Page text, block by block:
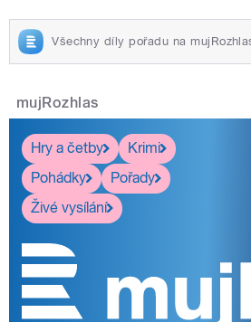
Všechny díly pořadu na
mujRozhlas
Hry a četby
Krimi
Pohádky
Pořady
Živé vysílání